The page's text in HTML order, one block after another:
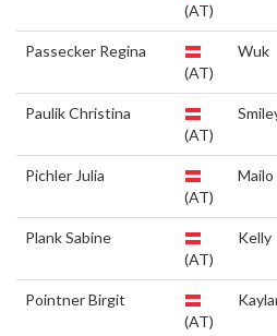
(AT)
Passecker Regina
(AT)
Wuk
Paulik Christina
(AT)
Pichler Julia
(AT)
Mailo
Plank Sabine
(AT)
Kelly
Pointner Birgit
(AT)